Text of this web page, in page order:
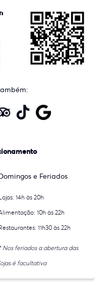
e Feriados
14h às 20h
10h às 22h
11h30 às 22h
* Nos feriados a abertura das
é facultativa